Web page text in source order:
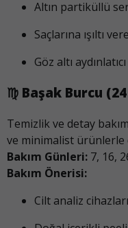
Altın partiküllü
Saçlarına ışıltı
Göz altı
♍ Başak Burcu
Temizlik ve detay
ve minimalist ürünlerle
Bakım Günleri: 7, 16,
Bakım Önerisi:
Cilt analiz